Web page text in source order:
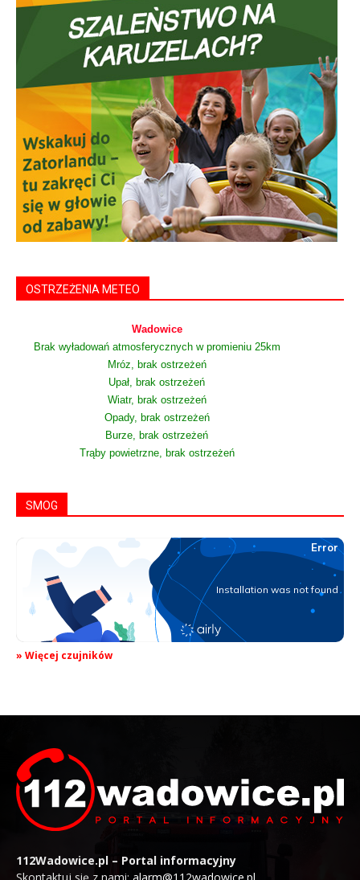
OSTRZEŻENIA METEO
Wadowice
Brak wyładowań atmosferycznych w promieniu 25km
Mróz, brak ostrzeżeń
Upał, brak ostrzeżeń
Wiatr, brak ostrzeżeń
Opady, brak ostrzeżeń
Burze, brak ostrzeżeń
Trąby powietrzne, brak ostrzeżeń
SMOG
» Więcej czujników
112Wadowice.pl – Portal informacyjny